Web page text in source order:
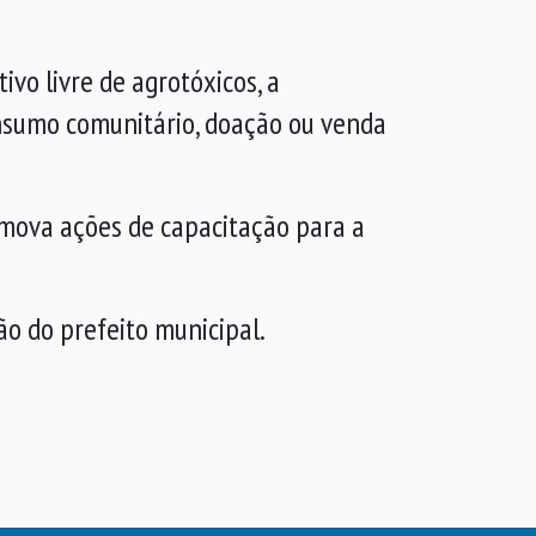
livre de agrotóxicos, a
comunitário, doação ou venda
ações de capacitação para a
do prefeito municipal.